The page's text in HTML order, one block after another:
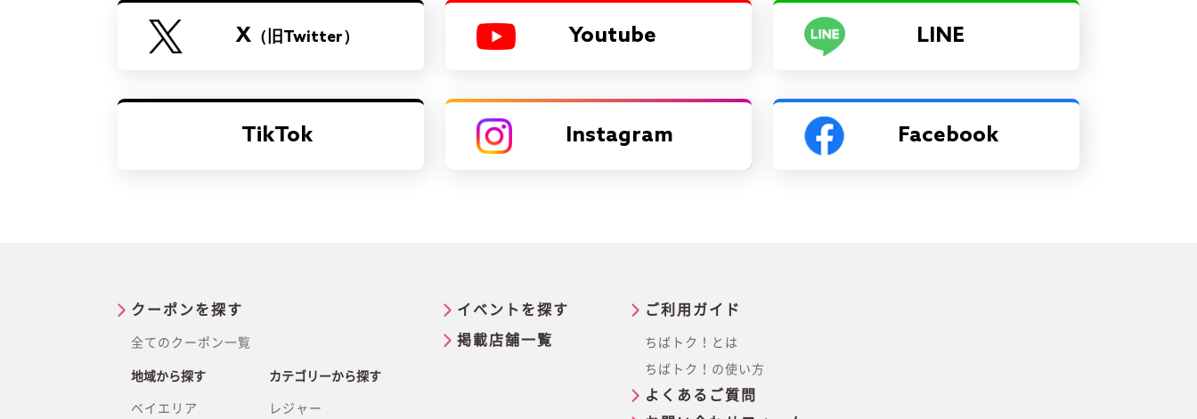
X （旧Twitter） Youtube LINE
TikTok Instagram Facebook
クーポンを探す
全てのクーポン一覧
地域から探す
ベイエリア
カテゴリーから探す
レジャー
イベントを探す
掲載店舗一覧
ご利用ガイド
ちばトク！とは
ちばトク！の使い方
よくあるご質問